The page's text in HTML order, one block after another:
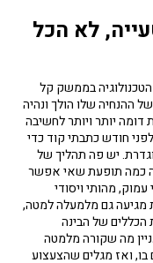
לא הכל
בממשק קל
ההנחיה שלו הולך ונהיה
יותר ויותר לחשיבה
חודש כתבתי קוד כדי
יש פה תהליך של
כמה תופעת שאי אפשר
מהותי ויסודי
מגיעה גם מלמעלה למטה,
הכללים של הבינה
מה שקורה מלמטה
ואז מגלים שהצעצוע